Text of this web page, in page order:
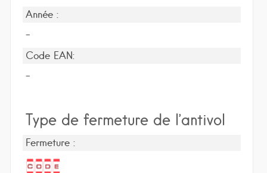
Année :
-
Code EAN:
-
Type de fermeture de l’antivol
Fermeture :